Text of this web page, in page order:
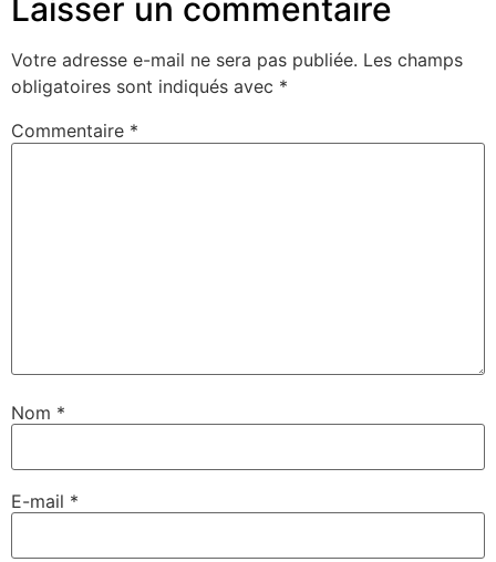
Laisser un commentaire
Votre adresse e-mail ne sera pas publiée. Les champs
obligatoires sont indiqués avec *
Commentaire *
Nom *
E-mail *